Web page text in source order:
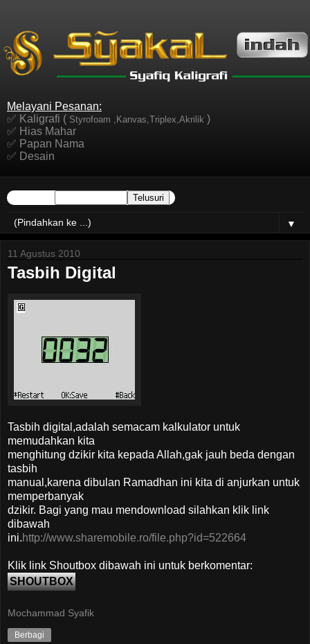
Melayani Pesanan:
✅ Kaligrafi ( Styrofoam ,Kanvas,Triplex,Akrilik )
✅ Hias Mahar
✅ Papan Nama
✅ Desain
▼
11 Agustus 2010
Tasbih Digital
Tasbih digital,adalah semacam kalkulator untuk
memudahkan kita
menghitung dzikir kita kepada Allah,gak jauh beda dengan
tasbih
manual,karena dibulan Ramadhan ini kita di anjurkan untuk
memperbanyak
dzikir. Bagi yang mau mendownload silahkan klik link
dibawah
ini.http://www.sharemobile.ro/file.php?id=522664
Klik link Shoutbox dibawah ini untuk berkomentar:
SHOUTBOX
Mochammad Syafik
Berbagi